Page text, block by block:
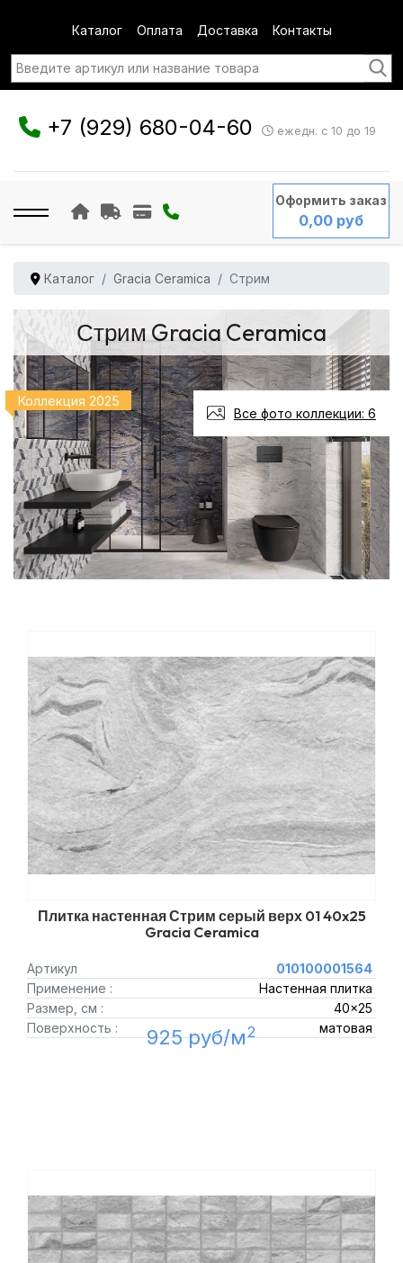
Каталог Оплата Доставка Контакты
+7 (929) 680-04-60 ежедн. с 10 до 19
Оформить заказ
0,00 руб
Каталог Gracia Ceramica Стрим
Коллекция 2025
Стрим Gracia Ceramica
Все фото коллекции: 6
Плитка настенная Стрим серый верх 01 40x25
Gracia Ceramica
Артикул
010100001564
Применение :
Настенная плитка
Размер, см :
40x25
Поверхность :
матовая
925 руб/м2